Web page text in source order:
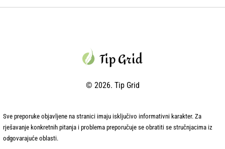
© 2026. Tip Grid
Sve preporuke objavljene na stranici imaju isključivo informativni karakter. Za
rješavanje konkretnih pitanja i problema preporučuje se obratiti se stručnjacima iz
odgovarajuće oblasti.